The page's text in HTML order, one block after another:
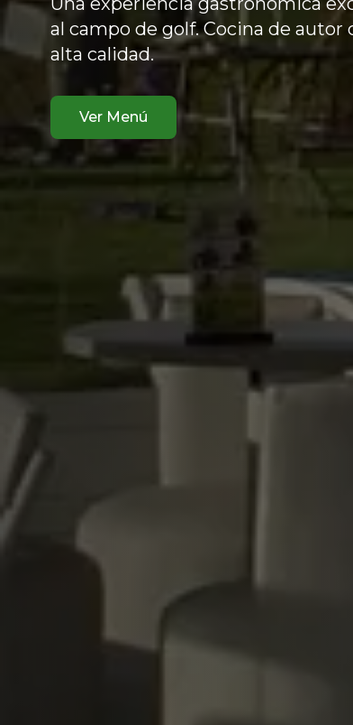
al campo de golf. Cocina de
alta calidad.
Ver Menú